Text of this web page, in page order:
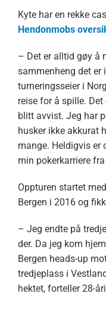
Kyte har en rekke
Hendonmobs
– Det er alltid gøy å
sammenheng det er
turneringsseier i
reise for å spille.
blitt avvist. Jeg har
husker ikke akkurat
mange. Heldigvis er
min pokerkarriere
Oppturen startet
Bergen i 2016 og
– Jeg endte på
der. Da jeg kom
Bergen heads-up
tredjeplass i
hektet, forteller 28-